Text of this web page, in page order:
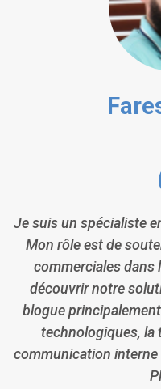
Je suis un spécialiste
Mon rôle est de
commerciales dans
découvrir notre
blogue
technologiques, la
communication